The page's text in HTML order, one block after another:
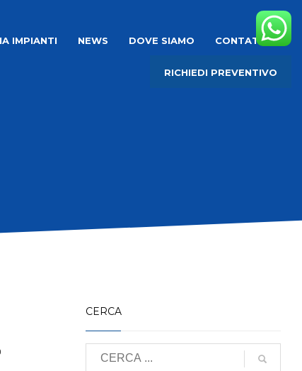
IMPIANTI NEWS DOVE SIAMO CONTATTI
RICHIEDI PREVENTIVO
CERCA